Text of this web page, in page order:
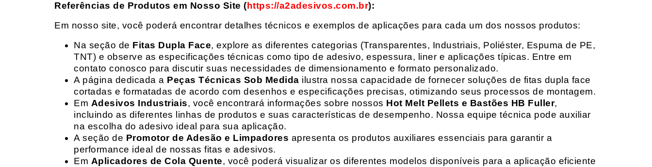
Referências de Produtos em Nosso Site (https://a2adesivos.com.br):
Em nosso site, você poderá encontrar detalhes técnicos e exemplos de aplicações para cada um dos nossos produtos:
Na seção de Fitas Dupla Face, explore as diferentes categorias (Transparentes, Industriais, Poliéster, Espuma de PE,
TNT) e observe as especificações técnicas como tipo de adesivo, espessura, liner e aplicações típicas. Entre em
contato conosco para discutir suas necessidades de dimensionamento e formato personalizado.
A página dedicada a Peças Técnicas Sob Medida ilustra nossa capacidade de fornecer soluções de fitas dupla face
cortadas e formatadas de acordo com desenhos e especificações precisas, otimizando seus processos de montagem.
Em Adesivos Industriais, você encontrará informações sobre nossos Hot Melt Pellets e Bastões HB Fuller,
incluindo as diferentes linhas de produtos e suas características de desempenho. Nossa equipe técnica pode auxiliar
na escolha do adesivo ideal para sua aplicação.
A seção de Promotor de Adesão e Limpadores apresenta os produtos auxiliares essenciais para garantir a
performance ideal de nossas fitas e adesivos.
Em Aplicadores de Cola Quente, você poderá visualizar os diferentes modelos disponíveis para a aplicação eficiente